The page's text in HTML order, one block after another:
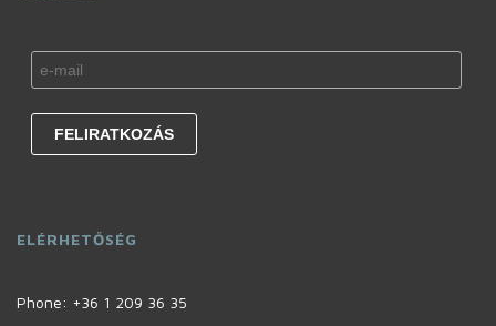
ELÉRHETŐSÉG
Phone: +36 1 209 36 35